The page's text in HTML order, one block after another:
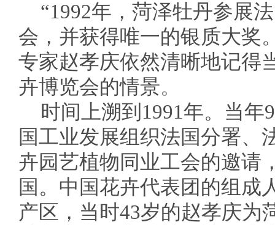
“1992年，菏泽牡丹参展
会，并获得唯一的银质大奖
专家赵孝庆依然清晰地记得
卉博览会的情景。
时间上溯到1991年。当
国工业发展组织法国分署、
卉园艺植物同业工会的邀请
国。中国花卉代表团的组成
产区，当时43岁的赵孝庆为